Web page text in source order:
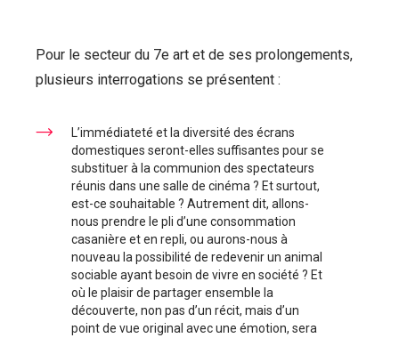
Pour le secteur du 7e art et de ses prolongements,
plusieurs interrogations se présentent :
L’immédiateté et la diversité des écrans
domestiques seront-elles suffisantes pour se
substituer à la communion des spectateurs
réunis dans une salle de cinéma ? Et surtout,
est-ce souhaitable ? Autrement dit, allons-
nous prendre le pli d’une consommation
casanière et en repli, ou aurons-nous à
nouveau la possibilité de redevenir un animal
sociable ayant besoin de vivre en société ? Et
où le plaisir de partager ensemble la
découverte, non pas d’un récit, mais d’un
point de vue original avec une émotion, sera